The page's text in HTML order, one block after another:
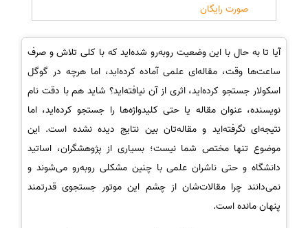
صورت رایگان
آیا تا به حال با این وضعیت روبه‌رو شده‌اید که با کلی تلاش و صرف
ساعت‌ها وقت، مقاله‌ای علمی آماده کرده‌اید، اما هرچه در گوگل
اسکولار جستجو کرده‌اید، اثری از آن نیافته‌اید؟ شاید هم با دقت نام
نویسنده، عنوان مقاله یا حتی کلیدواژه‌ها را جستجو کرده‌اید، اما
نتیجه‌ای نگرفته‌اید و مقاله‌تان بین نتایج دیده نشده است. این
موضوع تنها مختص شما نیست؛ بسیاری از پژوهشگران، اساتید
دانشگاه و حتی ناشران علمی با چنین مشکلی روبه‌رو می‌شوند و
نمی‌دانند چرا مقالات‌شان از چشم این موتور جستجوی قدرتمند
پنهان مانده است.